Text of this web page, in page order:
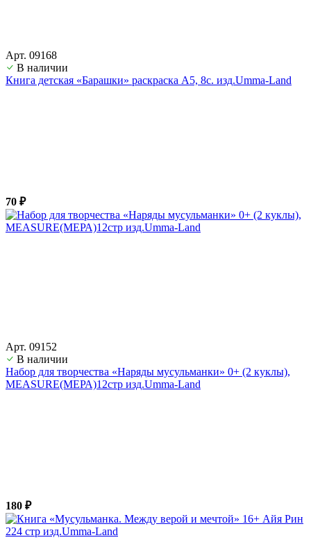
Арт. 09168
В наличии
Книга детская «Барашки» раскраска А5, 8с. изд.Umma-Land
70 ₽
Арт. 09152
В наличии
Набор для творчества «Наряды мусульманки» 0+ (2 куклы),
MEASURE(МЕРА)12стр изд.Umma-Land
180 ₽